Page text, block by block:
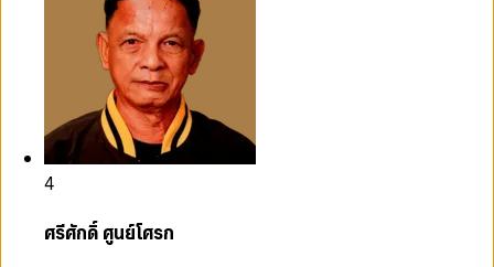
4
ศรีศักดิ์ ศูนย์โศรก